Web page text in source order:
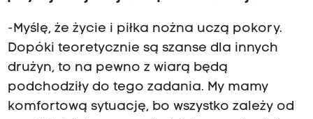
-Myślę, że życie i piłka nożna uczą pokory.
Dopóki teoretycznie są szanse dla innych
drużyn, to na pewno z wiarą będą
podchodziły do tego zadania. My mamy
komfortową sytuację, bo wszystko zależy od